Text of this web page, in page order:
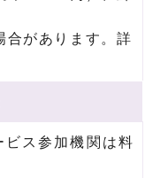
があります。詳
ビス参加機関は料